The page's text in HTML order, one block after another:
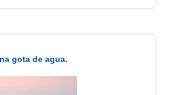
gota de agua.